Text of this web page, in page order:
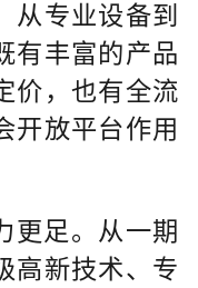
从专业设备到
有丰富的产品
价，也有全流
开放平台作用
更足。从一期
高新技术、专